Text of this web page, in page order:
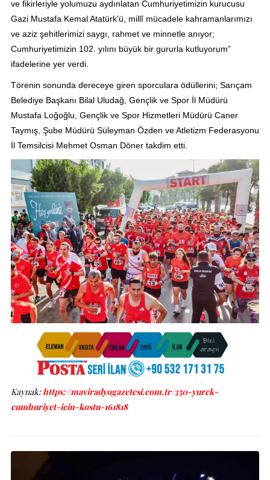
ve fikirleriyle yolumuzu aydınlatan Cumhuriyetimizin kurucusu
Gazi Mustafa Kemal Atatürk’ü, millî mücadele kahramanlarımızı
ve aziz şehitlerimizi saygı, rahmet ve minnetle anıyor;
Cumhuriyetimizin 102. yılını büyük bir gururla kutluyorum”
ifadelerine yer verdi.
Törenin sonunda dereceye giren sporculara ödüllerini; Sarıçam
Belediye Başkanı Bilal Uludağ, Gençlik ve Spor İl Müdürü
Mustafa Loğoğlu, Gençlik ve Spor Hizmetleri Müdürü Caner
Taymış, Şube Müdürü Süleyman Özden ve Atletizm Federasyonu
İl Temsilcisi Mehmet Osman Döner takdim etti.
Kaynak:https://maviradyogazetesi.com.tr/350-yurek-
cumhuriyet-icin-kostu-161818